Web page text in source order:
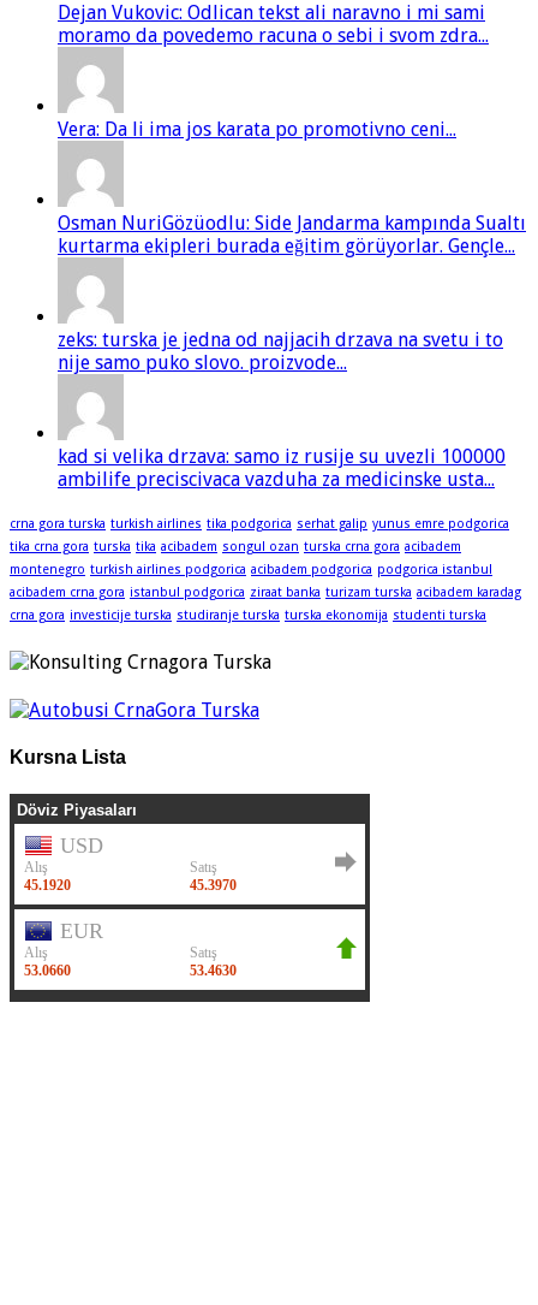
Dejan Vukovic: Odlican tekst ali naravno i mi sami
moramo da povedemo racuna o sebi i svom zdra...
Vera: Da li ima jos karata po promotivno ceni...
Osman NuriGözüodlu: Side Jandarma kampında Sualtı
kurtarma ekipleri burada eğitim görüyorlar. Gençle...
zeks: turska je jedna od najjacih drzava na svetu i to
nije samo puko slovo. proizvode...
kad si velika drzava: samo iz rusije su uvezli 100000
ambilife preciscivaca vazduha za medicinske usta...
crna gora turska turkish airlines tika podgorica serhat galip yunus emre podgorica
tika crna gora turska tika acibadem songul ozan turska crna gora acibadem
montenegro turkish airlines podgorica acibadem podgorica podgorica istanbul
acibadem crna gora istanbul podgorica ziraat banka turizam turska acibadem karadag
crna gora investicije turska studiranje turska turska ekonomija studenti turska
Kursna Lista